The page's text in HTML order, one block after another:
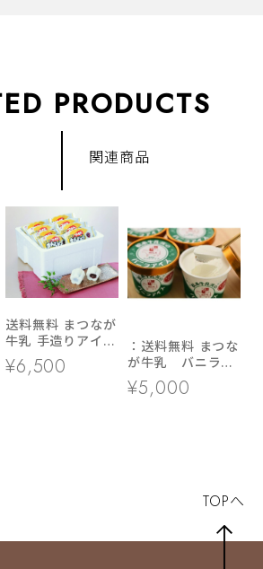
PRODUCTS
関連商品
送料無料 まつなが
牛乳 手造りアイス
まんじゅう 20ヶ
¥6,500
：送料無料 まつな
が牛乳 バニラア
イスギフト 12ヶ
¥5,000
TOPへ